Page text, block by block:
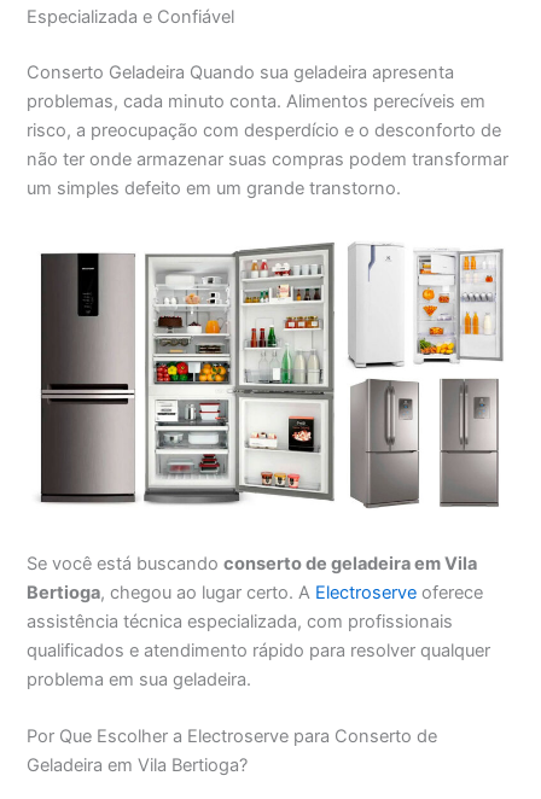
Especializada e Confiável
Conserto Geladeira Quando sua geladeira apresenta
problemas, cada minuto conta. Alimentos perecíveis em
risco, a preocupação com desperdício e o desconforto de
não ter onde armazenar suas compras podem transformar
um simples defeito em um grande transtorno.
Se você está buscandoconserto de geladeira em Vila
Bertioga, chegou ao lugar certo. A Electroserve oferece
assistência técnica especializada, com profissionais
qualificados e atendimento rápido para resolver qualquer
problema em sua geladeira.
Por Que Escolher a Electroserve para Conserto de
Geladeira em Vila Bertioga?